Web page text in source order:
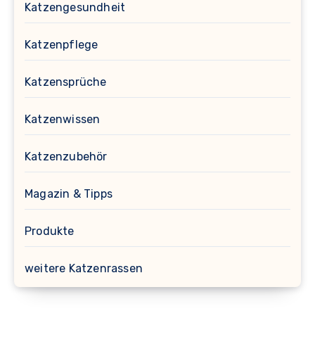
Katzengesundheit
Katzenpflege
Katzensprüche
Katzenwissen
Katzenzubehör
Magazin & Tipps
Produkte
weitere Katzenrassen